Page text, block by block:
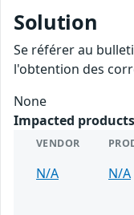
Solution
Se référer au
l'obtention des
None
Impacted products
VENDOR
N/A N/A